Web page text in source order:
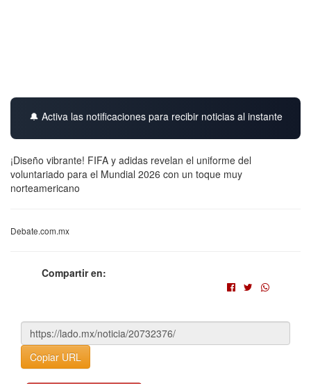
🔔 Activa las notificaciones para recibir noticias al instante
¡Diseño vibrante! FIFA y adidas revelan el uniforme del
voluntariado para el Mundial 2026 con un toque muy
norteamericano
Debate.com.mx
Compartir en:
Copiar URL